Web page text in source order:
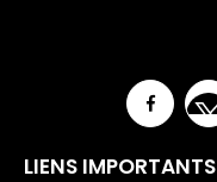
LIENS IMPORTANTS